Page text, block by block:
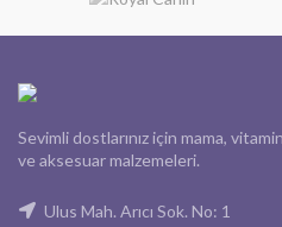
Sevimli dostlarınız için mama,
ve aksesuar malzemeleri.
Ulus Mah. Arıcı Sok. No: 1